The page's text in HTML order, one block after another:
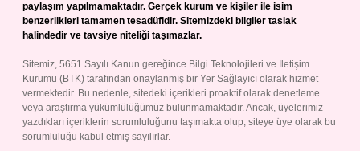
paylaşım yapılmamaktadır. Gerçek kurum ve kişiler ile isim
benzerlikleri tamamen tesadüfidir. Sitemizdeki bilgiler taslak
halindedir ve tavsiye niteliği taşımazlar.
Sitemiz, 5651 Sayılı Kanun gereğince Bilgi Teknolojileri ve İletişim
Kurumu (BTK) tarafından onaylanmış bir Yer Sağlayıcı olarak hizmet
vermektedir. Bu nedenle, sitedeki içerikleri proaktif olarak denetleme
veya araştırma yükümlülüğümüz bulunmamaktadır. Ancak, üyelerimiz
yazdıkları içeriklerin sorumluluğunu taşımakta olup, siteye üye olarak bu
sorumluluğu kabul etmiş sayılırlar.